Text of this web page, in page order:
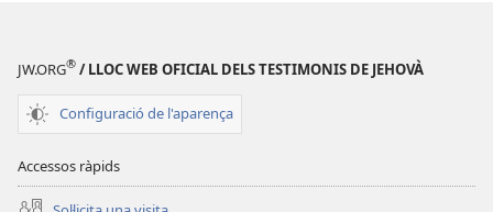
una
finestra
nova)
JW.ORG® / LLOC WEB OFICIAL DELS TESTIMONIS DE JEHOVÀ
Configuració de l'aparença
Accessos ràpids